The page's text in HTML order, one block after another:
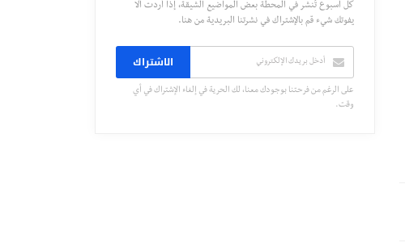
كل أسبوع تُنشر في المحطة بعض المواضيع الشيقة، إذا أردت ألا
يفوتك شيء قم بالإشتراك في نشرتنا البريدية من هنا.
الاشتراك
على الرغم من فرحتنا بوجودك معنا، لك الحرية في إلغاء الإشتراك في أي
وقت.